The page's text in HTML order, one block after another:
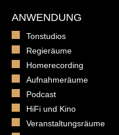
ANWENDUNG
Tonstudios
Regieräume
Homerecording
Aufnahmeräume
Podcast
HiFi und Kino
Veranstaltungsräume